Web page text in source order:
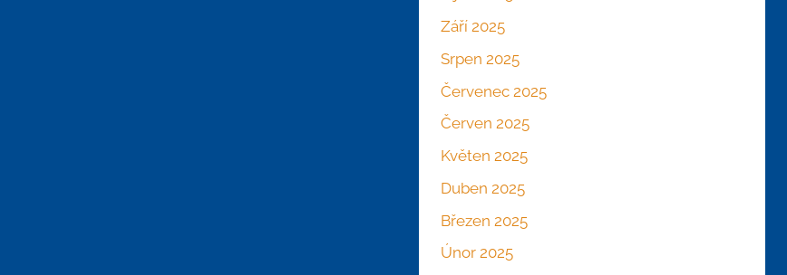
Září 2025
Srpen 2025
Červenec 2025
Červen 2025
Květen 2025
Duben 2025
Březen 2025
Únor 2025